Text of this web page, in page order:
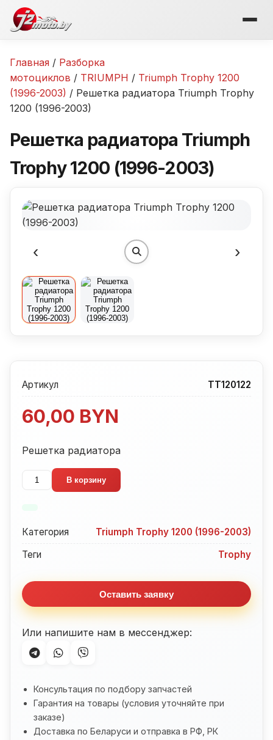
Перейти
Главная / Разборка
мотоциклов / TRIUMPH / Triumph Trophy 1200
(1996-2003) / Решетка радиатора Triumph Trophy
1200 (1996-2003)
Решетка радиатора Triumph
Trophy 1200 (1996-2003)
‹ ›
Артикул TT120122
60,00 BYN
Решетка радиатора
Количество
товара
Triumph
Trophy
(1996-
2003)
В корзину
Категория
Triumph Trophy 1200 (1996-2003)
Теги
Trophy
Оставить заявку
Или напишите нам в мессенджер:
Консультация по подбору запчастей
Гарантия на товары (условия уточняйте при
заказе)
Доставка по Беларуси и отправка в РФ, РК